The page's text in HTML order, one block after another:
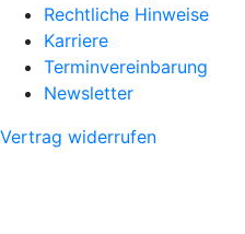
Rechtliche Hinweise
Karriere
Terminvereinbarung
Newsletter
Vertrag widerrufen